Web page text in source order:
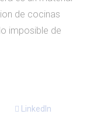
de cocinas
imposible de
LinkedIn